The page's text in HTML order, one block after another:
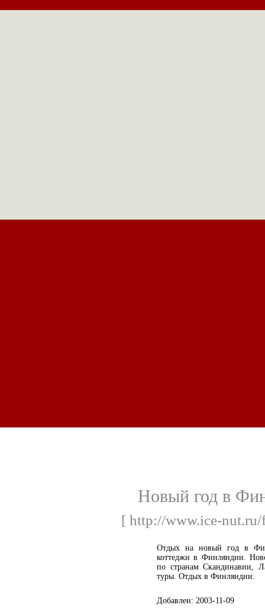
Новый год в
[ http://www.ice-
Отдых на новый год в
коттеджи в Финляндии.
по странам Скандинавии,
туры. Отдых в Финляндии.
Добавлен: 2003-11-09